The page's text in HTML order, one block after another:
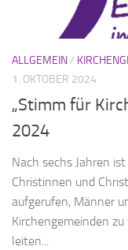
ALLGEMEIN/
1. OKTOBER 2024
„Stimm für
2024
Nach sechs Jahren
Christinnen und
aufgerufen, Männer
Kirchengemeinden
leiten...